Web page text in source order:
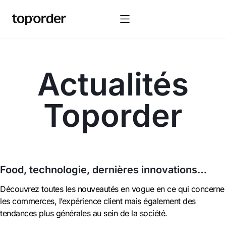
Actualités
Toporder
Food, technologie, dernières innovations…
Découvrez toutes les nouveautés en vogue en ce qui concerne
les commerces, l’expérience client mais également des
tendances plus générales au sein de la société.